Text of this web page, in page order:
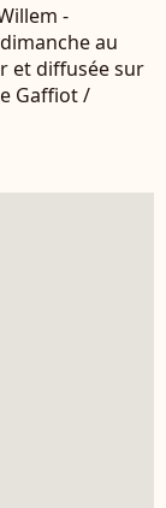
-
au
et diffusée sur
Gaffiot /